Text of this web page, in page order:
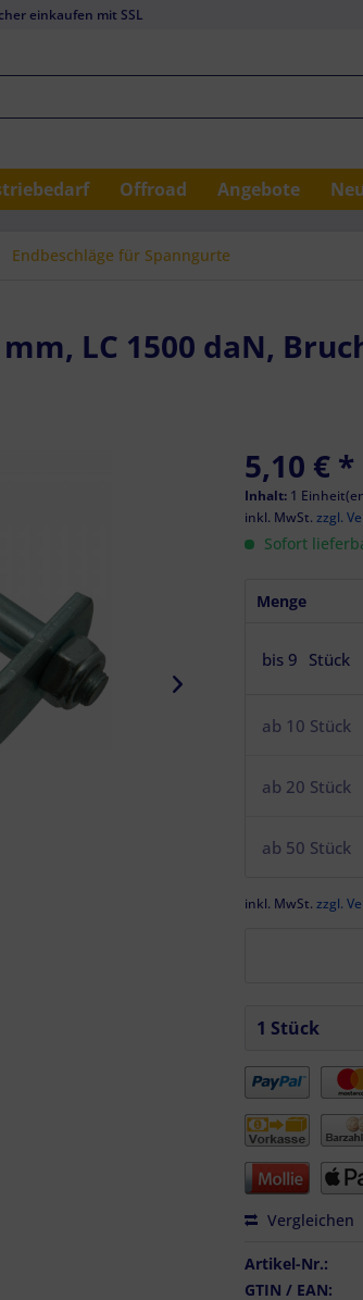
einkaufen mit SSL
Offroad Angebote
Endbeschläge für Spanngurte
LC 1500 daN,
5,10 € *
Inhalt: 1
inkl. MwSt.zzgl.
Sofort
Menge
bis 9 Stück
ab 10 Stück
ab 20 Stück
ab 50 Stück
inkl. MwSt.zzgl.
Vergleichen
Artikel-Nr.:
GTIN / EAN: